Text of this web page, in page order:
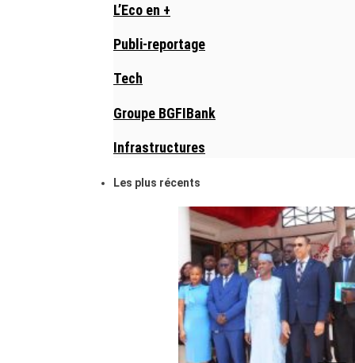
L’Eco en +
Publi-reportage
Tech
Groupe BGFIBank
Infrastructures
Les plus récents